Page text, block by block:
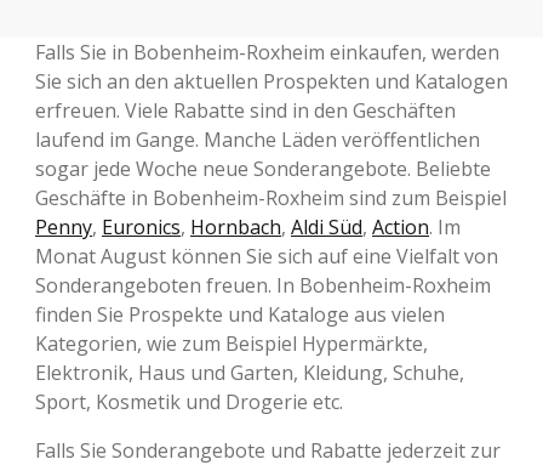
Falls Sie in Bobenheim-Roxheim einkaufen, werden
Sie sich an den aktuellen Prospekten und Katalogen
erfreuen. Viele Rabatte sind in den Geschäften
laufend im Gange. Manche Läden veröffentlichen
sogar jede Woche neue Sonderangebote. Beliebte
Geschäfte in Bobenheim-Roxheim sind zum Beispiel
Penny, Euronics, Hornbach, Aldi Süd, Action. Im
Monat August können Sie sich auf eine Vielfalt von
Sonderangeboten freuen. In Bobenheim-Roxheim
finden Sie Prospekte und Kataloge aus vielen
Kategorien, wie zum Beispiel Hypermärkte,
Elektronik, Haus und Garten, Kleidung, Schuhe,
Sport, Kosmetik und Drogerie etc.
Falls Sie Sonderangebote und Rabatte jederzeit zur